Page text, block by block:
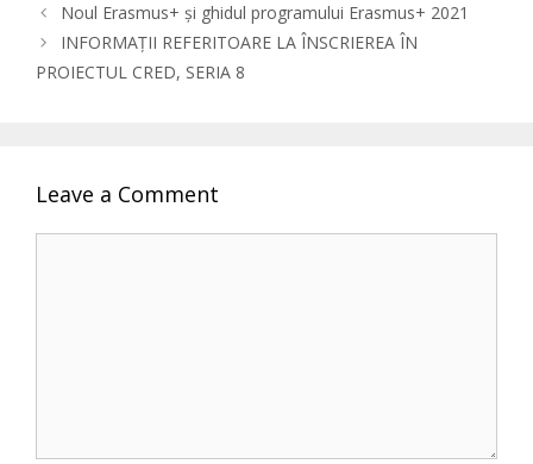
Noul Erasmus+ și ghidul programului Erasmus+ 2021
INFORMAȚII REFERITOARE LA ÎNSCRIEREA ÎN
PROIECTUL CRED, SERIA 8
Leave a Comment